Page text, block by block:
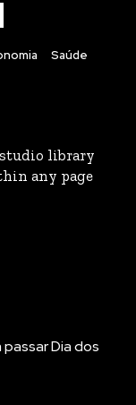
Saúde
library
any page
Dia dos